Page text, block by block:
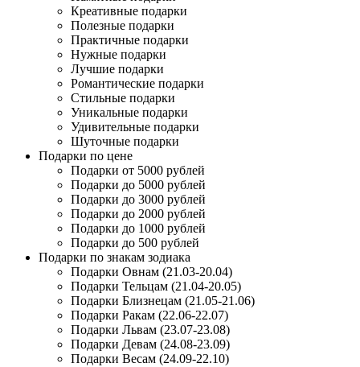
Креативные подарки
Полезные подарки
Практичные подарки
Нужные подарки
Лучшие подарки
Романтические подарки
Стильные подарки
Уникальные подарки
Удивительные подарки
Шуточные подарки
Подарки по цене
Подарки от 5000 рублей
Подарки до 5000 рублей
Подарки до 3000 рублей
Подарки до 2000 рублей
Подарки до 1000 рублей
Подарки до 500 рублей
Подарки по знакам зодиака
Подарки Овнам (21.03-20.04)
Подарки Тельцам (21.04-20.05)
Подарки Близнецам (21.05-21.06)
Подарки Ракам (22.06-22.07)
Подарки Львам (23.07-23.08)
Подарки Девам (24.08-23.09)
Подарки Весам (24.09-22.10)